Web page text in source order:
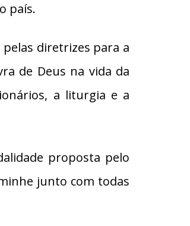
país.
diretrizes para a
de Deus na vida da
a liturgia e a
proposta pelo
junto com todas